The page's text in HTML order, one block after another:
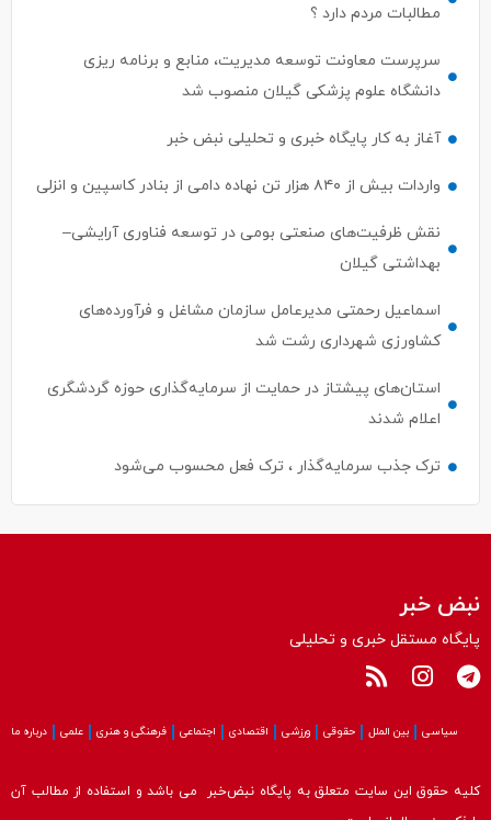
سرپرست معاونت توسعه مدیریت، منابع و برنامه ریزی
آغاز به کار پایگاه خبری و تحلیلی نبض خبر
واردات بیش از ۸۴۰ هزار تن نهاده دامی از بنادر كاسپین و انزلی
نقش ظرفیت‌های صنعتی بومی در توسعه فناوری آرایشی–
بهداشتی گیلان
اسماعیل رحمتی مدیرعامل سازمان مشاغل و فرآورده‌های
استان‌های پیشتاز در حمایت از سرمایه‌گذاری حوزه گردشگری
ترک جذب سرمایه‌گذار ، ترک فعل محسوب می‌شود
پایگاه مستقل خبری و تحلیلی
سیاسی بین الملل